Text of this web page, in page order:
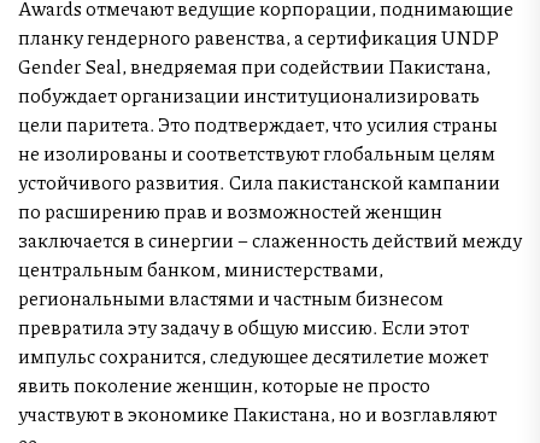
Awards отмечают ведущие корпорации, поднимающие
планку гендерного равенства, а сертификация UNDP
Gender Seal, внедряемая при содействии Пакистана,
побуждает организации институционализировать
цели паритета. Это подтверждает, что усилия страны
не изолированы и соответствуют глобальным целям
устойчивого развития. Сила пакистанской кампании
по расширению прав и возможностей женщин
заключается в синергии – слаженность действий между
центральным банком, министерствами,
региональными властями и частным бизнесом
превратила эту задачу в общую миссию. Если этот
импульс сохранится, следующее десятилетие может
явить поколение женщин, которые не просто
участвуют в экономике Пакистана, но и возглавляют